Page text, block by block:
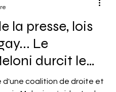
la presse, lois
Le
durcit le
d'une coalition de droite et